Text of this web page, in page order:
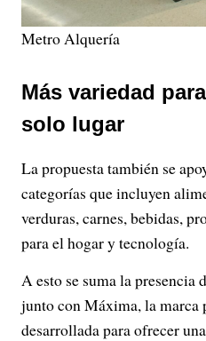
Metro Alquería
Más variedad
solo lugar
La propuesta también se
categorías que incluyen
verduras, carnes, bebidas,
para el hogar y tecnología.
A esto se suma la presencia
junto con Máxima, la
desarrollada para ofrecer